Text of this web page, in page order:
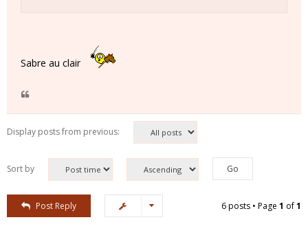
Sabre au clair
Display posts from previous:
Sort by
Post Reply 6 posts • Page 1 of1